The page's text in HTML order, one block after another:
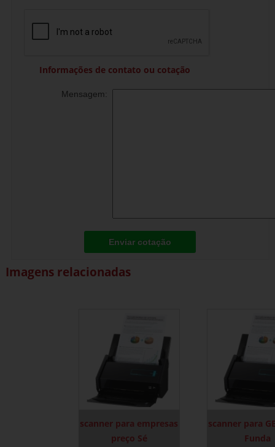
Informações de contato ou cotação
Mensagem:
Enviar cotação
Imagens relacionadas
scanner para empresas
preço Sé
scanner para
Funda